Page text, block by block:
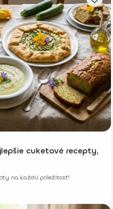
cuketové recepty,
na každú príležitosť!